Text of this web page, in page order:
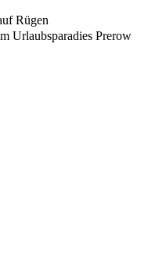
Rügen
Urlaubsparadies Prerow